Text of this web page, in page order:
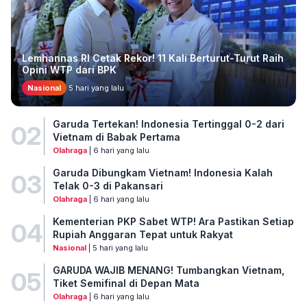
Lemhannas RI Cetak Rekor! 11 Kali Berturut-Turut Raih
Opini WTP dari BPK
Nasional 5 hari yang lalu
02
Garuda Tertekan! Indonesia Tertinggal 0-2 dari
Vietnam di Babak Pertama
Olahraga| 6 hari yang lalu
03
Garuda Dibungkam Vietnam! Indonesia Kalah
Telak 0-3 di Pakansari
Olahraga| 6 hari yang lalu
04
Kementerian PKP Sabet WTP! Ara Pastikan Setiap
Rupiah Anggaran Tepat untuk Rakyat
Nasional| 5 hari yang lalu
05
GARUDA WAJIB MENANG! Tumbangkan Vietnam,
Tiket Semifinal di Depan Mata
Olahraga| 6 hari yang lalu